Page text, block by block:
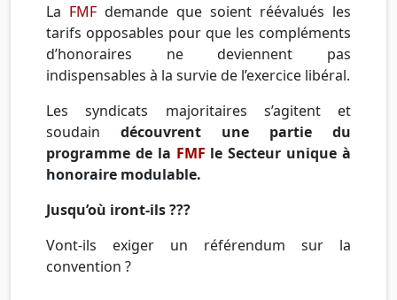
La FMF demande que soient réévalués les
tarifs opposables pour que les compléments
d’honoraires ne deviennent pas
indispensables à la survie de l’exercice libéral.
Les syndicats majoritaires s’agitent et
soudain découvrent une partie du
programme de la FMF le Secteur unique à
honoraire modulable.
Jusqu’où iront-ils ???
Vont-ils exiger un référendum sur la
convention ?